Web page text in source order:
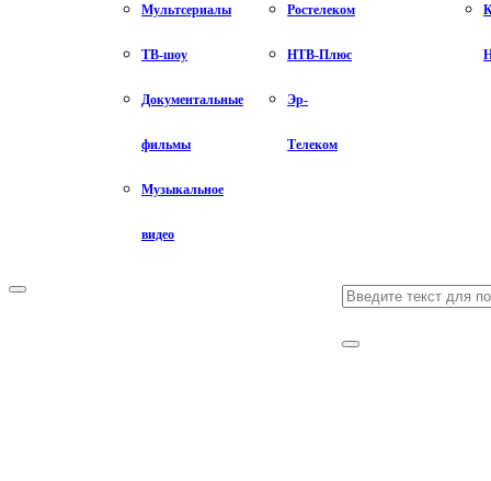
Мультсериалы
ТВ-шоу
Документальные
фильмы
Музыкальное
видео
Ростелеком
НТВ-Плюс
Эр-
Телеком
Search
for:
Search
Primary